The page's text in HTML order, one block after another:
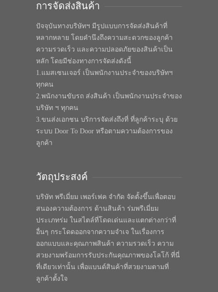
การจัดส่งสินค้า
ปัจจุบันทางบริษัทฯ มีรูปแบบการจัดส่งสินค้าที่
หลากหลาย โดยคำนึงถึงความสะดวกของลูกค้า
ความรวดเร็ว และความปลอดภัยของสินค้าเป็น
หลัก โดยมีช่องทางการจัดส่งดังนี้
1.แมสเซนเจอร์ เป็นพนักงานประจำของบริษัทฯ
ทุกคน
2.พนักงานขับรถ ส่งสินค้า เป็นพนักงานประจำของ
บริษัท ฯ ทุกคน
3.ขนส่งเอกชน บริการจัดส่งถึงที่ ที่ลูกค้าระบุ ด้วย
ระบบ Door To Door หรือตามความต้องการของ
ลูกค้า
วัตถุประสงค์
บริษัท พรีเมี่ยม เพอร์เฟค จำกัด จัดตั้งขึ้นเพื่อตอบ
สนองความต้องการ ด้านสินค้า ร่มพรีเมี่ยม
ประเภทร่ม ในสไตล์ที่โดดเด่นและแตกต่างกว่าที่
อื่นๆ กระโดดออกจากความจำเจ ในเรื่องการ
ออกแบบและคุณภาพสินค้า ความรวดเร็ว ความ
สวยงามพร้อมการรับประกันคุณภาพของโลโก้ ที่นี่
ที่เดียวเท่านั้น เพื่อแบนด์สินค้าที่สวยงามตามที่
ลูกค้าตั้งใจ